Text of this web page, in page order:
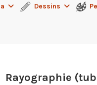
Dessins
Rayographie